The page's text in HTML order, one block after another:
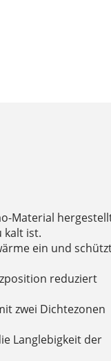
Material
kalt ist.
ein und
reduziert
zwei Dichtezonen
Langlebigkeit der